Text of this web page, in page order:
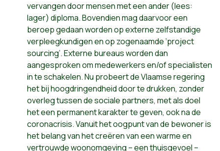
vervangen door mensen met een ander (lees:
lager) diploma. Bovendien mag daarvoor een
beroep gedaan worden op externe zelfstandige
verpleegkundigen en op zogenaamde ‘project
sourcing’. Externe bureaus worden dan
aangesproken om medewerkers en/of specialisten
in te schakelen. Nu probeert de Vlaamse regering
het bij hoogdringendheid door te drukken, zonder
overleg tussen de sociale partners, met als doel
het een permanent karakter te geven, ook na de
coronacrisis. Vanuit het oogpunt van de bewoner is
het belang van het creëren van een warme en
vertrouwde woonomgeving – een thuisgevoel –